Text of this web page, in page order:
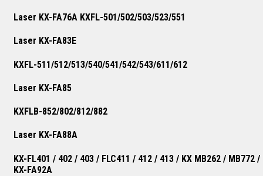
Laser KX-FA76A KXFL-501/502/503/523/551
Laser KX-FA83E
KXFL-511/512/513/540/541/542/543/611/612
Laser KX-FA85
KXFLB-852/802/812/882
Laser KX-FA88A
KX-FL401 / 402 / 403 / FLC411 / 412 / 413 / KX MB262 / MB772 /
KX-FA92A